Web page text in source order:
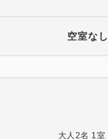
空室なし
大人 2名 1室